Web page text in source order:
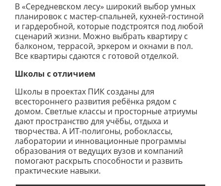
В «Середневском лесу» широкий выбор умных
планировок с мастер-спальней, кухней-гостиной
и гардеробной, которые подстроятся под любой
сценарий жизни. Можно выбрать квартиру с
балконом, террасой, эркером и окнами в пол.
Все квартиры сдаются с готовой отделкой.
Школы с отличием
Школы в проектах ПИК созданы для
всестороннего развития ребёнка рядом с
домом. Светлые классы и просторные атриумы
дают пространство для учёбы, отдыха и
творчества. А ИТ-полигоны, робоклассы,
лаборатории и инновационные программы
образования от ведущих вузов и компаний
помогают раскрыть способности и развить
практические навыки.